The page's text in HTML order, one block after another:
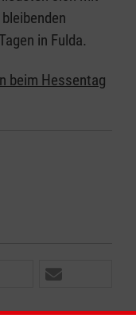
in Fulda.
beim Hessentag